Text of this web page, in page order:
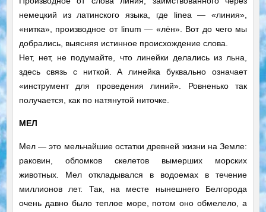
немецкий из латинского языка, где linea — «линия»,
«нитка», производное от linum — «лён». Вот до чего мы
добрались, выясняя истинное происхождение слова.
Нет, нет, не подумайте, что линейки делались из льна,
здесь связь с ниткой. А линейка буквально означает
«инструмент для проведения линий». Ровненько так
получается, как по натянутой ниточке.
МЕЛ
Мел — это мельчайшие остатки древней жизни на Земле:
раковин, обломков скелетов вымерших морских
животных. Мел откладывался в водоемах в течение
миллионов лет. Так, на месте нынешнего Белгорода
очень давно было теплое море, потом оно обмелело, а